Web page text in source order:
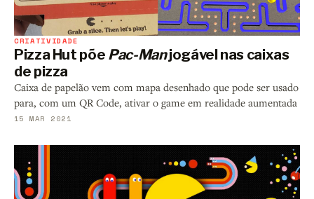
CRIATIVIDADE
Pizza Hut põe Pac-Manjogável nas caixas
de pizza
Caixa de papelão vem com mapa desenhado que pode ser usado
para, com um QR Code, ativar o game em realidade aumentada
15 MAR 2021